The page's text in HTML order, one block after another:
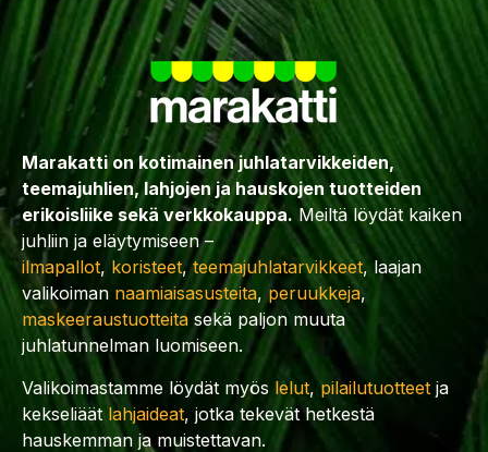
Marakatti on kotimainen juhlatarvikkeiden,
teemajuhlien, lahjojen ja hauskojen tuotteiden
erikoisliike sekä verkkokauppa. Meiltä löydät kaiken
juhliin ja eläytymiseen –
ilmapallot, koristeet,teemajuhlatarvikkeet, laajan
valikoiman naamiaisasusteita, peruukkeja,
maskeeraustuotteita sekä paljon muuta
juhlatunnelman luomiseen.
Valikoimastamme löydät myös lelut,pilailutuotteet ja
kekseliäät lahjaideat, jotka tekevät hetkestä
hauskemman ja muistettavan.